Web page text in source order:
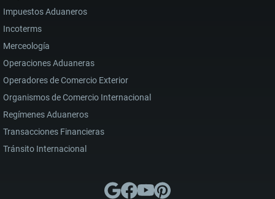
Impuestos Aduaneros
Incoterms
Merceología
Operaciones Aduaneras
Operadores de Comercio Exterior
Organismos de Comercio Internacional
Regímenes Aduaneros
Transacciones Financieras
Tránsito Internacional